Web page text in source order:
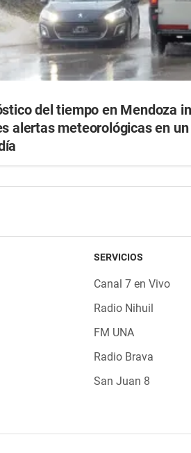
del tiempo en Mendoza
alertas meteorológicas en un
SERVICIOS
Canal 7 en Vivo
Radio Nihuil
FM UNA
Radio Brava
San Juan 8